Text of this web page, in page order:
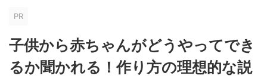
PR
子供から赤ちゃんがどうやってでき
るか聞かれる！作り方の理想的な説